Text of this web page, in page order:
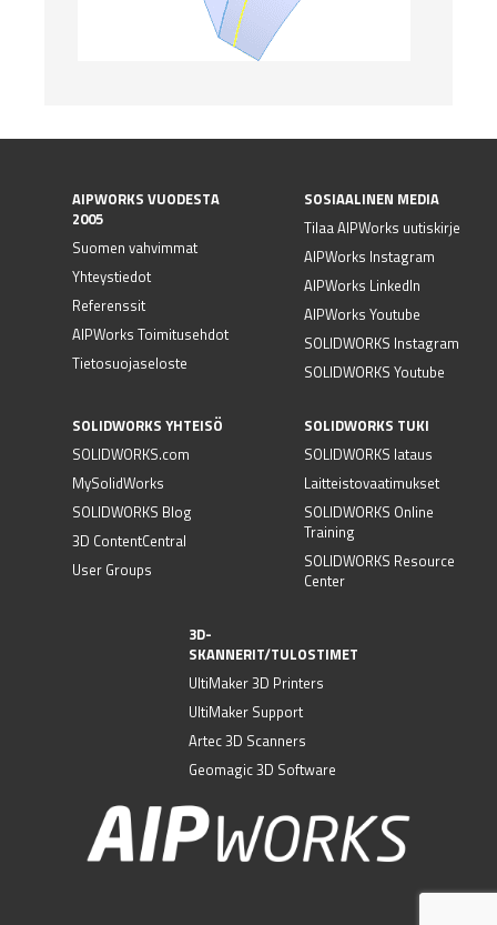
AIPWORKS VUODESTA
2005
Suomen vahvimmat
Yhteystiedot
Referenssit
AIPWorks Toimitusehdot
Tietosuojaseloste
SOSIAALINEN MEDIA
Tilaa AIPWorks uutiskirje
AIPWorks Instagram
AIPWorks LinkedIn
AIPWorks Youtube
SOLIDWORKS Instagram
SOLIDWORKS Youtube
SOLIDWORKS YHTEISÖ
SOLIDWORKS.com
MySolidWorks
SOLIDWORKS Blog
3D ContentCentral
User Groups
SOLIDWORKS TUKI
SOLIDWORKS lataus
Laitteistovaatimukset
SOLIDWORKS Online
Training
SOLIDWORKS Resource
Center
3D-
SKANNERIT/TULOSTIMET
UltiMaker 3D Printers
UltiMaker Support
Artec 3D Scanners
Geomagic 3D Software